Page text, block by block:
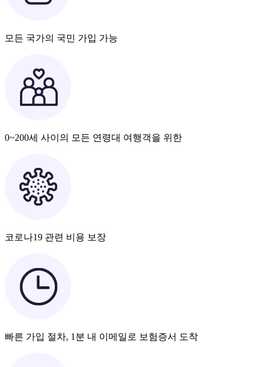
모든 국가의 국민 가입 가능
0~200세 사이의 모든 연령대 여행객을 위한
코로나19 관련 비용 보장
빠른 가입 절차, 1분 내 이메일로 보험증서 도착